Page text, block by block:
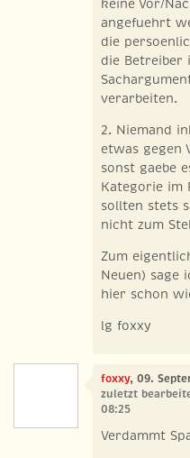
keine Vor/
angefuehrt
die
die Betreiber
verarbeiten.
2. Niemand
etwas gegen
sonst gaebe
Kategorie im
sollten stets
nicht zum
Zum
Neuen) sage
hier schon
lg foxxy
foxxy, 09.
zuletzt
08:25
Verdammt